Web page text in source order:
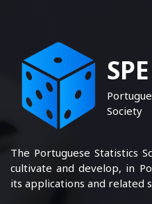
SPE
Society
The Portuguese Statistics
cultivate and develop, in
its applications and related